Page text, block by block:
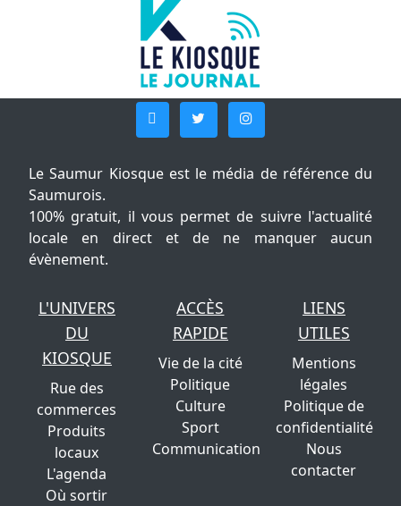
Le Saumur Kiosque est le média de référence du
Saumurois.
100% gratuit, il vous permet de suivre l'actualité
locale en direct et de ne manquer aucun
évènement.
L'UNIVERS
DU
KIOSQUE
Rue des
commerces
Produits
locaux
L'agenda
Où sortir
ACCÈS
RAPIDE
Vie de la cité
Politique
Culture
Sport
Communication
LIENS
UTILES
Mentions
légales
Politique de
confidentialité
Nous
contacter